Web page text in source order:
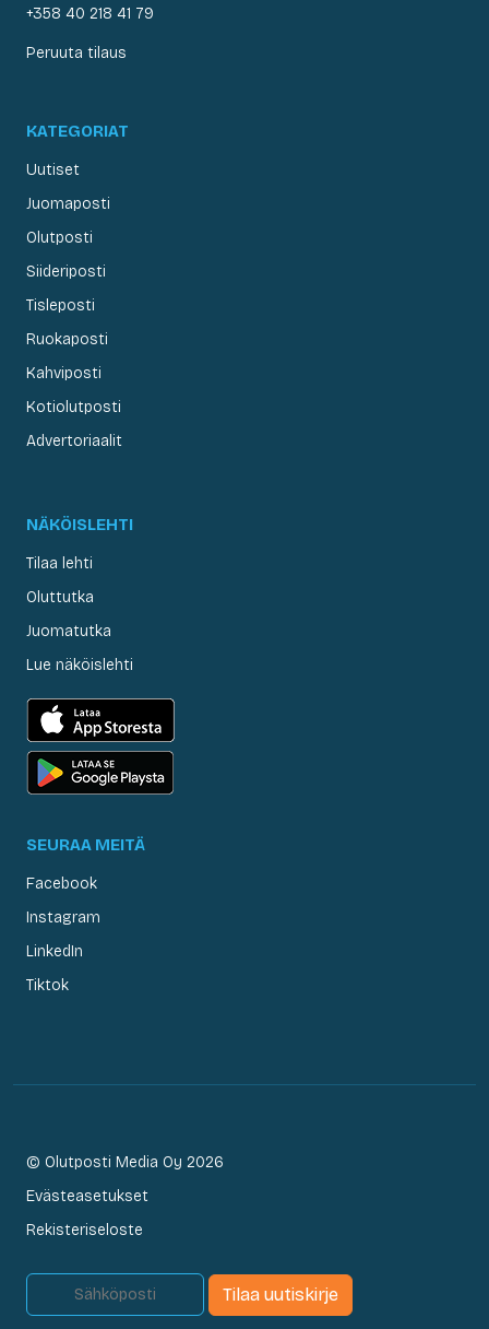
+358 40 218 41 79
Peruuta tilaus
KATEGORIAT
Uutiset
Juomaposti
Olutposti
Siideriposti
Tisleposti
Ruokaposti
Kahviposti
Kotiolutposti
Advertoriaalit
NÄKÖISLEHTI
Tilaa lehti
Oluttutka
Juomatutka
Lue näköislehti
SEURAA MEITÄ
Facebook
Instagram
LinkedIn
Tiktok
© Olutposti Media Oy 2026
Evästeasetukset
Rekisteriseloste
Tilaa uutiskirje